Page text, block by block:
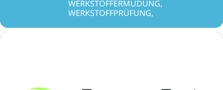
WERKSTOFFERMÜDUNG,
WERKSTOFFPRÜFUNG,